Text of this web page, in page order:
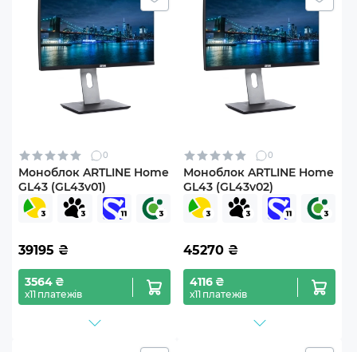
0
Моноблок ARTLINE Home
GL43 (GL43v01)
39195 ₴
3564 ₴
х11 платежів
0
Моноблок ARTLINE Home
GL43 (GL43v02)
45270 ₴
4116 ₴
х11 платежів